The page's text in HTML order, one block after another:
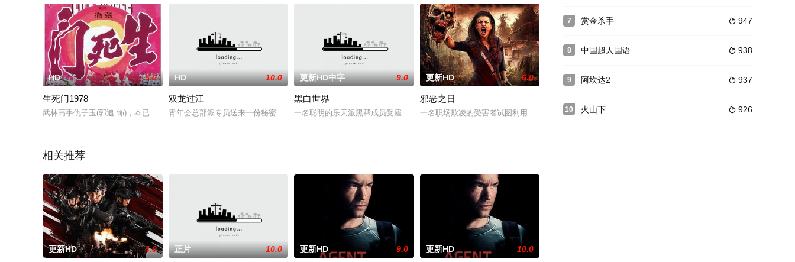
HD 5.0
生死门1978
武林高手仇子玉(郭追 饰)，本已退隐江湖，但正气未泯，应武林大豪屠一(李艺民 饰)之邀，联手对抗四大巨盗，夺回飞龙璧物归原主。谁知屠只是利用「鹬蚌相争，渔人得利」的局面夺取该璧据为己有，事成后仇亦惨遭
HD 10.0
双龙过江
青年会总部派专员送来一份秘密文件到分会，途中被不法集团追杀，幸好专员得商会千金相助才能保命。\r其实不法集团经受阻于青年会和精武会馆，于是不法集团暗杀了会长和馆主
更新HD中字 9.0
黑白世界
一名聪明的乐天派黑帮成员受雇帮助一名海外犯罪头目击垮对手，却未料到会陷入两难的道德困境。
更新HD 6.0
邪恶之日
一名职场欺凌的受害者试图利用古老而邪恶的力量对折磨他的人进行报复，却在不知不觉中触发了恶魔之门的
相关推荐
更新HD 4.0 正片 10.0 更新HD 9.0 更新HD 10.0
7  947
赏金杀手
8  938
中国超人国语
9  937
阿坎达2
10  926
火山下